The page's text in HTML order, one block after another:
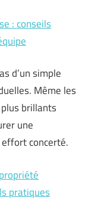
: conseils
d’un simple
Même les
brillants
une
concerté.
pratiques